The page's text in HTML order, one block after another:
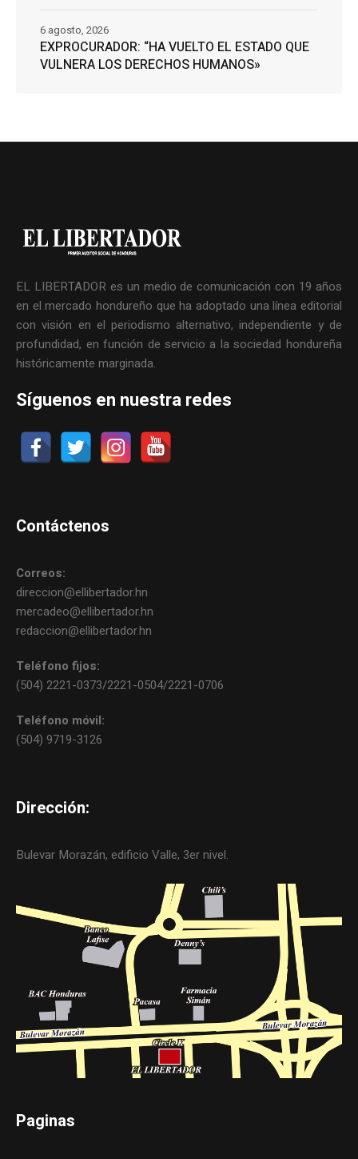
EXPROCURADOR: “HA VUELTO EL ESTADO QUE
VULNERA LOS DERECHOS HUMANOS»
6 agosto, 2026
EL LIBERTADOR es un medio de comunicación con 19 años
en el mercado hondureño que ha adoptado una línea editorial
con visión en el periodismo alternativo, independiente y de
profundidad, en función de servicio a la sociedad hondureña
históricamente marginada.
Síguenos en nuestra redes
Contáctenos
Correos:
direccion@ellibertador.hn
mercadeo@ellibertador.hn
redaccion@ellibertador.hn
Teléfono fijos:
(504) 2221-0373/2221-0504/2221-0706
Teléfono móvil:
(504) 9719-3126
Dirección:
Bulevar Morazán, edificio Valle, 3er nivel.
Paginas